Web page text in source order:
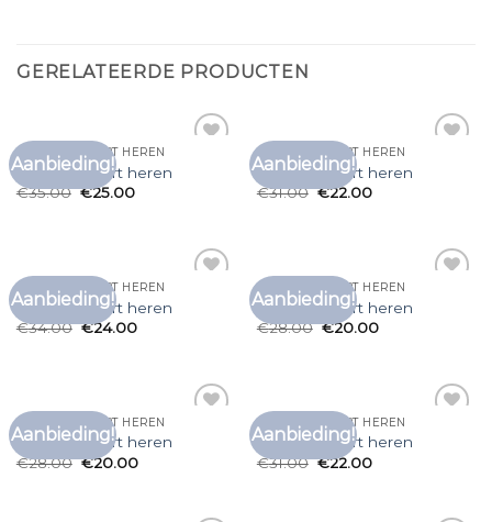
GERELATEERDE PRODUCTEN
Aanbieding!
ZEEMAN T SHIRT HEREN
zeeman t shirt heren
€35.00 €25.00
Aanbieding!
ZEEMAN T SHIRT HEREN
zeeman t shirt heren
€31.00 €22.00
Aanbieding!
ZEEMAN T SHIRT HEREN
zeeman t shirt heren
€34.00 €24.00
Aanbieding!
ZEEMAN T SHIRT HEREN
zeeman t shirt heren
€28.00 €20.00
Aanbieding!
ZEEMAN T SHIRT HEREN
zeeman t shirt heren
€28.00 €20.00
Aanbieding!
ZEEMAN T SHIRT HEREN
zeeman t shirt heren
€31.00 €22.00